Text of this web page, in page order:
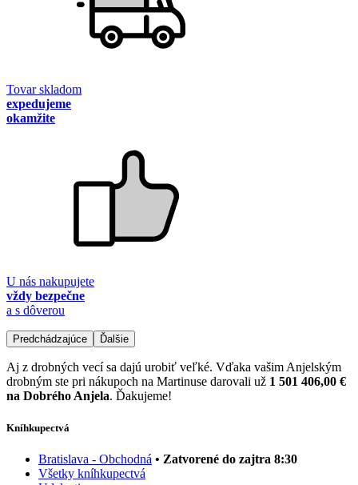
Tovar skladom
expedujeme
okamžite
U nás nakupujete
vždy bezpečne
a s dôverou
Predchádzajúce Ďalšie
Aj z drobných vecí sa dajú urobiť veľké. Vďaka vašim Anjelským
drobným ste pri nákupoch na Martinuse darovali už 1 501 406,00 €
na Dobrého Anjela. Ďakujeme!
Kníhkupectvá
Bratislava - Obchodná • Zatvorené do zajtra 8:30
Všetky kníhkupectvá